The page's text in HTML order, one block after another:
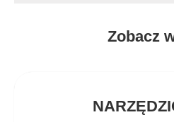
Zobacz